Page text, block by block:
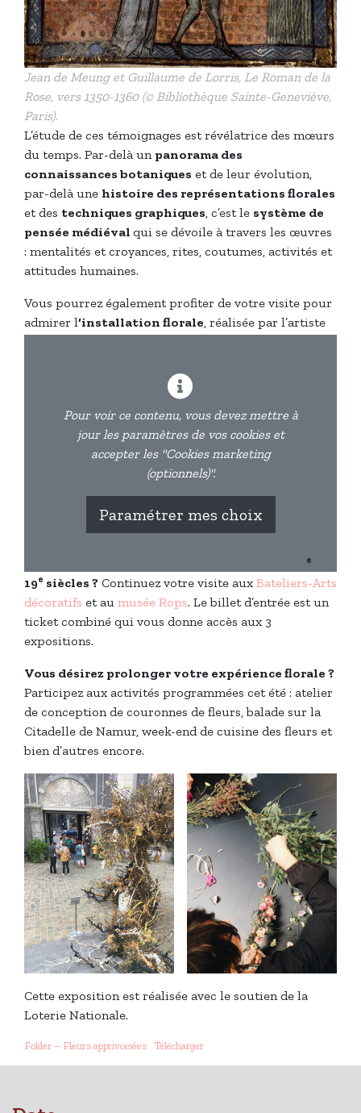
Jean de Meung et Guillaume de Lorris, Le Roman de la
Rose, vers 1350-1360 (© Bibliothèque Sainte-Geneviève,
Paris).
L’étude de ces témoignages est révélatrice des mœurs
du temps. Par-delà un panorama des
connaissances botaniques et de leur évolution,
par-delà une histoire des représentations florales
et des techniques graphiques, c’est le système de
pensée médiéval qui se dévoile à travers les œuvres
: mentalités et croyances, rites, coutumes, activités et
attitudes humaines.
Vous pourrez également profiter de votre visite pour
admirer l‘installation florale, réalisée par l’artiste
Pour voir ce contenu, vous devez mettre à
jour les paramètres de vos cookies et
accepter les "Cookies marketing
(optionnels)".
Paramétrer mes choix
e
19e siècles ? Continuez votre visite aux Bateliers-Arts
décoratifs et au musée Rops. Le billet d’entrée est un
ticket combiné qui vous donne accès aux 3
expositions.
Vous désirez prolonger votre expérience florale ?
Participez aux activités programmées cet été : atelier
de conception de couronnes de fleurs, balade sur la
Citadelle de Namur, week-end de cuisine des fleurs et
bien d’autres encore.
Cette exposition est réalisée avec le soutien de la
Loterie Nationale.
Folder – Fleurs apprivoisées Télécharger